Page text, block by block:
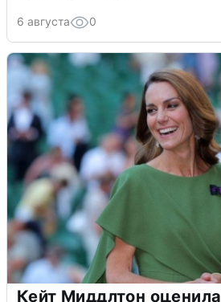
6 августа 0
Кейт Миддлтон оценила